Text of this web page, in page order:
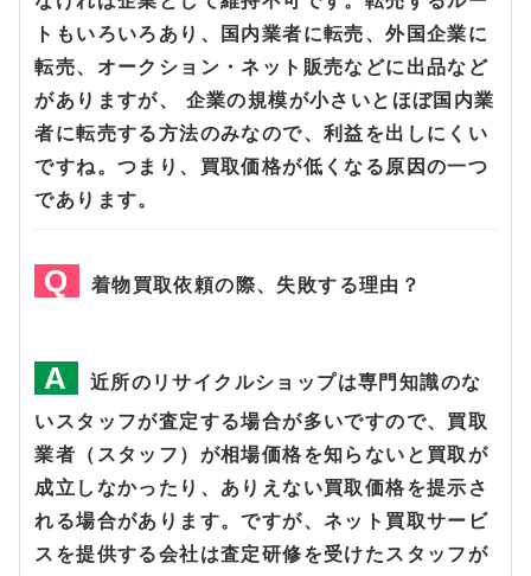
トもいろいろあり、国内業者に転売、外国企業に
転売、オークション・ネット販売などに出品など
がありますが、 企業の規模が小さいとほぼ国内業
者に転売する方法のみなので、利益を出しにくい
ですね。つまり、買取価格が低くなる原因の一つ
であります。
着物買取依頼の際、失敗する理由？
近所のリサイクルショップは専門知識のな
いスタッフが査定する場合が多いですので、買取
業者（スタッフ）が相場価格を知らないと買取が
成立しなかったり、ありえない買取価格を提示さ
れる場合があります。ですが、ネット買取サービ
スを提供する会社は査定研修を受けたスタッフが